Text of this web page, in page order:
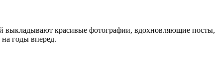
выкладывают красивые фотографии, вдохновляющие
годы вперед.